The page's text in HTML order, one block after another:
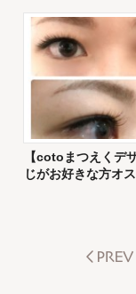
【cotoまつえくデ
じがお好きな方オ